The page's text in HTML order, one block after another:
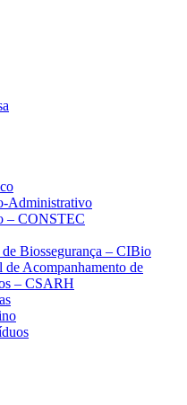
Administrativo
– CONSTEC
Biossegurança – CIBio
de Acompanhamento de
– CSARH